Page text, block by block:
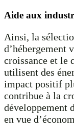
Aide aux
Ainsi, la
d’hébergement
croissance et le
utilisent des
impact positif
contribue à la
développement
en vue